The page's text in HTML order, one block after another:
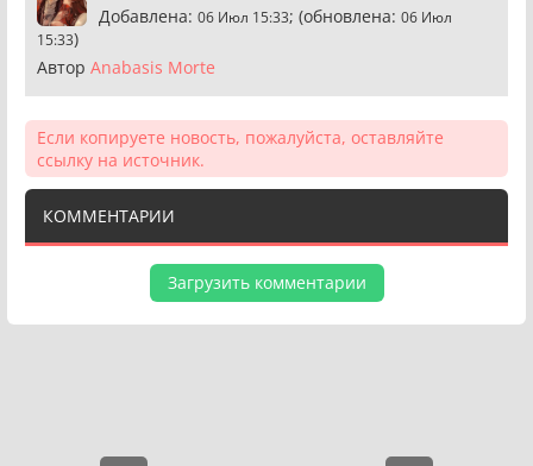
Добавлена: 06 Июл 15:33; (обновлена: 06 Июл
15:33)
Автор Anabasis Morte
Если копируете новость, пожалуйста, оставляйте
ссылку на источник.
КОММЕНТАРИИ
Загрузить комментарии